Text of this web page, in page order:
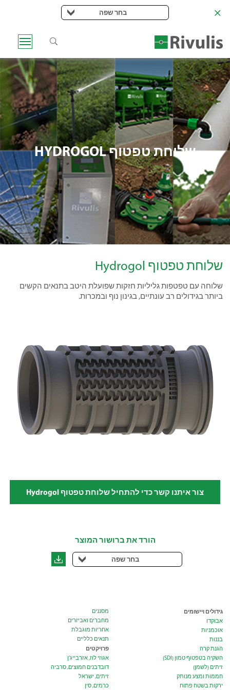
בחר שפה
שלוחת טפטוף HYDROGOL
שלוחת טפטוף Hydrogol
שלוחה עם טפטפות גליליות חזקות שפועלת היטב בתנאים הקשים
ביותר בגידולים רב עונתיים, בגינון נוף ובמכרות.
צור איתנו קשר כדי להתחיל שלוחת טפטוף Hydrogol
הורד את ברושור המוצר
בחר שפה
גידולים ויישומים
אבוקדו
אוכמניות
בננות
הגנת קרה
השקיה בטפטוף טמון (SDI)
זיתים (לשמן)
חממות ומצע מנותק
ירקות בשטח פתוח
מסננים
מחברים ואביזרים
אחריות מוגבלת
תנאים כלליים
פרויקטים
אגוזי לוז, אזרבייג’ן
דובדבנים חמוצים, סרביה
זיתים, ישראל
כרמים, סין